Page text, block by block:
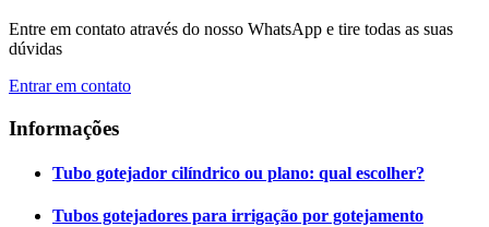
Entre em contato através do nosso WhatsApp e tire todas as suas
dúvidas
Entrar em contato
Informações
Tubo gotejador cilíndrico ou plano: qual escolher?
Tubos gotejadores para irrigação por gotejamento